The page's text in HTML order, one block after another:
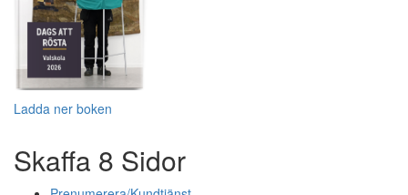
Ladda ner boken
Skaffa 8 Sidor